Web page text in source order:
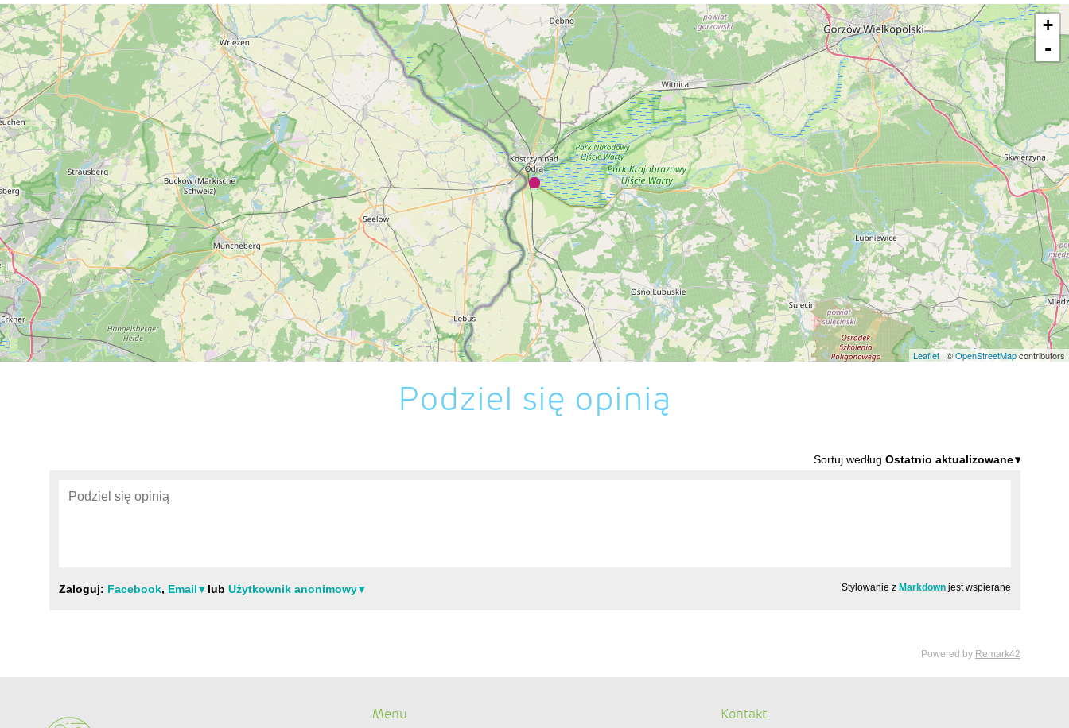
+
-
Leaflet | ©OpenStreetMapcontributors
Podziel się opinią
Menu Kontakt